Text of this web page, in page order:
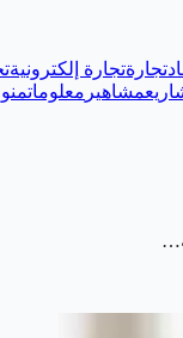
تجارةتجارة إلكترونية
مشاهير معلومات